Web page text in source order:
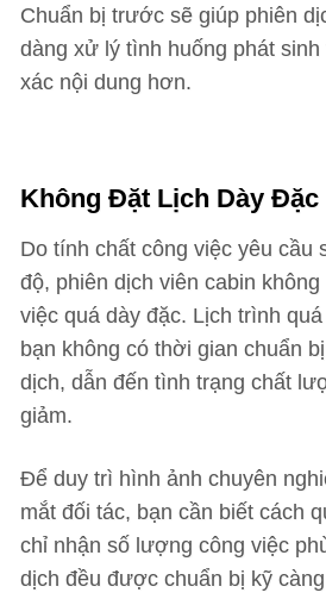
Chuẩn bị trước sẽ giúp phiên
dàng xử lý tình huống phát
xác nội dung hơn.
Không Đặt Lịch Dày Đặc
Do tính chất công việc yêu cầu
độ, phiên dịch viên cabin
việc quá dày đặc. Lịch trình
bạn không có thời gian chuẩn
dịch, dẫn đến tình trạng chất
giảm.
Để duy trì hình ảnh chuyên
mắt đối tác, bạn cần biết cách
chỉ nhận số lượng công việc
dịch đều được chuẩn bị kỹ